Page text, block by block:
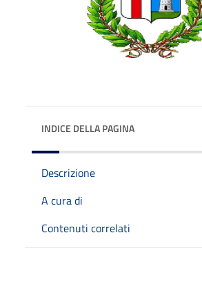
INDICE DELLA PAGINA
Descrizione
A cura di
Contenuti correlati